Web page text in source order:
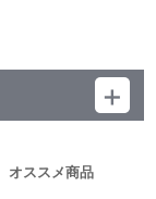
オススメ商品